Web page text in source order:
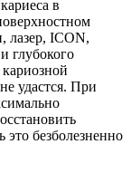
в
лазер, ICON,
глубокого
удастся. При
безболезненно